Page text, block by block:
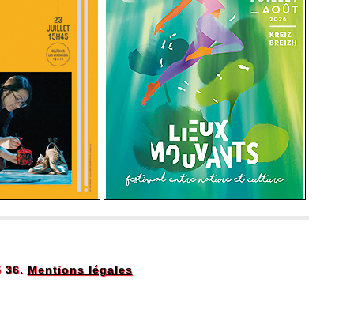
36. Mentions légales